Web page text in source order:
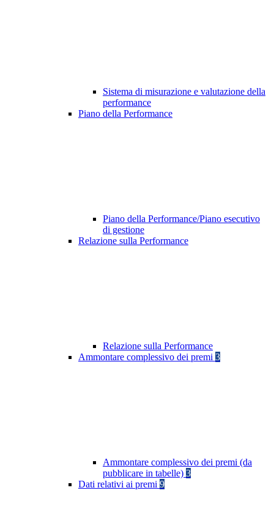
Sistema di misurazione e valutazione della
performance
Piano della Performance
Piano della Performance/Piano esecutivo
di gestione
Relazione sulla Performance
Relazione sulla Performance
Ammontare complessivo dei premi 3
Ammontare complessivo dei premi (da
pubblicare in tabelle) 3
Dati relativi ai premi 9